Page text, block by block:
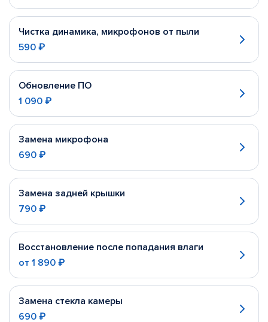
Чистка динамика, микрофонов от пыли
590 ₽
Обновление ПО
1 090 ₽
Замена микрофона
690 ₽
Замена задней крышки
790 ₽
Восстановление после попадания влаги
от 1 890 ₽
Замена стекла камеры
690 ₽